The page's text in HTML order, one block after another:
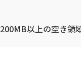
200MB以上の空き領